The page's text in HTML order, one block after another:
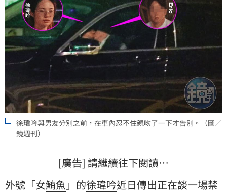
徐瑋吟與男友分別之前，在車內忍不住親吻了一下才告別。（圖／
鏡週刊）
[廣告] 請繼續往下閱讀…
外號「女鮪魚 」的徐瑋吟近日傳出正在談一場禁